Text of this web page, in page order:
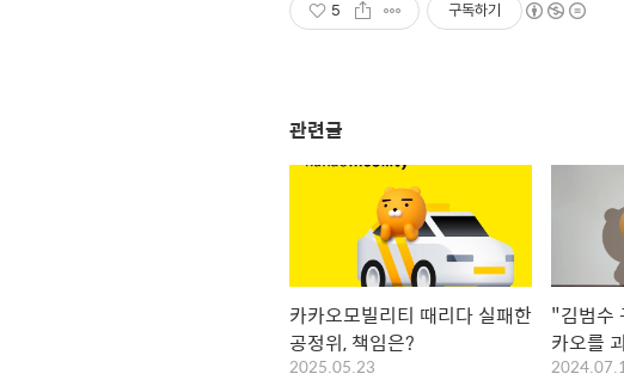
5 구독하기
관련글
카카오모빌리티 때리다 실패한
공정위, 책임은?
2025.05.23
"김범수
카오를